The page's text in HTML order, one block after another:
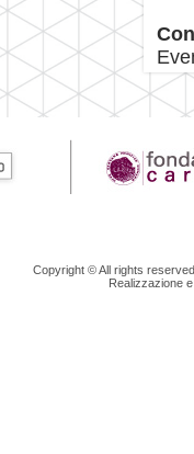
Copyright © All rights
Realizzazione